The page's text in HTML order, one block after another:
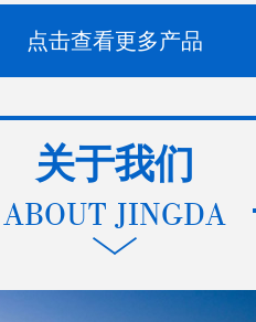
点击查看更多产品
关于我们
ABOUT JINGDA